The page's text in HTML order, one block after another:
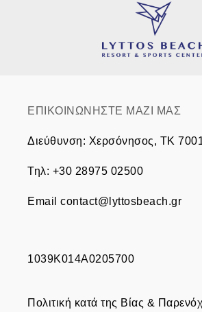
ΕΠΙΚΟΙΝΩΝΗΣΤΕ ΜΑΖΙ ΜΑΣ
Διεύθυνση: Χερσόνησος, TK
Τηλ: +30 28975 02500
Email contact@lyttosbeach.gr
1039Κ014Α0205700
Πολιτική κατά της Βίας &